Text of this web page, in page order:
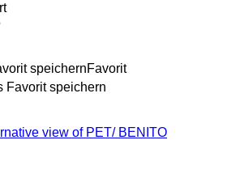
speichernFavorit
Favorit speichern